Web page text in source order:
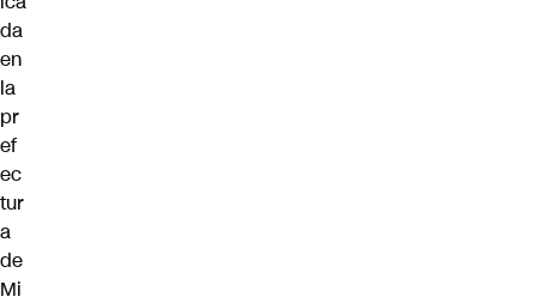
da
en
la
pr
ef
ec
tur
a
de
Mi